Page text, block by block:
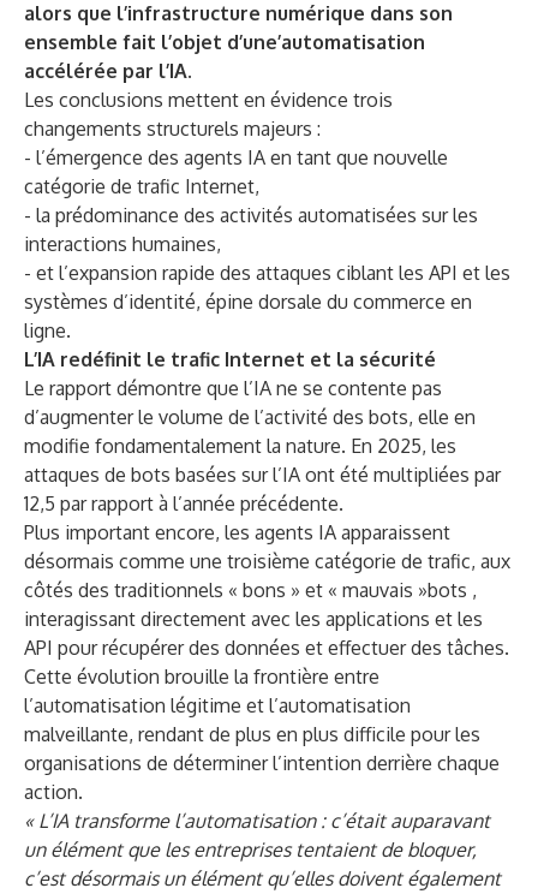
alors que l’infrastructure numérique dans son
ensemble fait l’objet d’une’automatisation
accélérée par l’IA.
Les conclusions mettent en évidence trois
changements structurels majeurs :
- l’émergence des agents IA en tant que nouvelle
catégorie de trafic Internet,
- la prédominance des activités automatisées sur les
interactions humaines,
- et l’expansion rapide des attaques ciblant les API et les
systèmes d’identité, épine dorsale du commerce en
ligne.
L’IA redéfinit le trafic Internet et la sécurité
Le rapport démontre que l’IA ne se contente pas
d’augmenter le volume de l’activité des bots, elle en
modifie fondamentalement la nature. En 2025, les
attaques de bots basées sur l’IA ont été multipliées par
12,5 par rapport à l’année précédente.
Plus important encore, les agents IA apparaissent
désormais comme une troisième catégorie de trafic, aux
côtés des traditionnels « bons » et « mauvais »bots ,
interagissant directement avec les applications et les
API pour récupérer des données et effectuer des tâches.
Cette évolution brouille la frontière entre
l’automatisation légitime et l’automatisation
malveillante, rendant de plus en plus difficile pour les
organisations de déterminer l’intention derrière chaque
action.
« L’IA transforme l’automatisation : c’était auparavant
un élément que les entreprises tentaient de bloquer,
c’est désormais un élément qu’elles doivent également